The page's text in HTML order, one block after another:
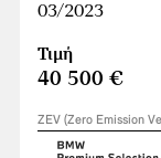
03/2023
Τιμή
40 500 €
ZEV (Zero Emission